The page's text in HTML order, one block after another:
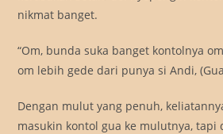
nikmat banget.
“Om, bunda suka banget kontolnya
om lebih gede dari punya si Andi,
Dengan mulut yang penuh,
masukin kontol gua ke mulutnya, tapi